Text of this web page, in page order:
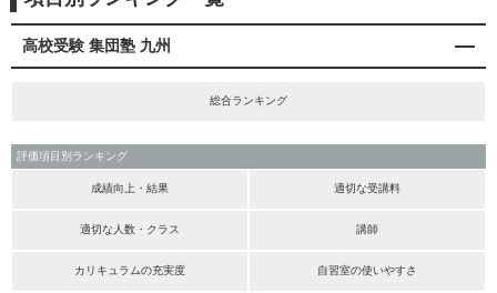
高校受験 集団塾 九州
総合ランキング
評価項目別ランキング
成績向上・結果 適切な受講料
適切な人数・クラス 講師
カリキュラムの充実度 自習室の使いやすさ